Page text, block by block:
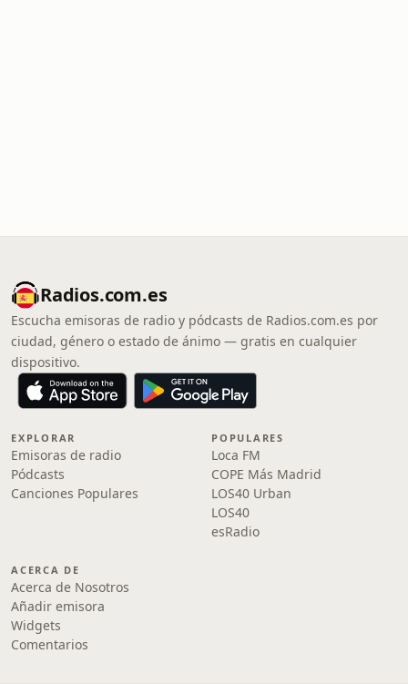
Radios.com.es
Escucha emisoras de radio y pódcasts de Radios.com.es por
ciudad, género o estado de ánimo — gratis en cualquier
dispositivo.
EXPLORAR
Emisoras de radio
Pódcasts
Canciones Populares
POPULARES
Loca FM
COPE Más Madrid
LOS40 Urban
LOS40
esRadio
ACERCA DE
Acerca de Nosotros
Añadir emisora
Widgets
Comentarios